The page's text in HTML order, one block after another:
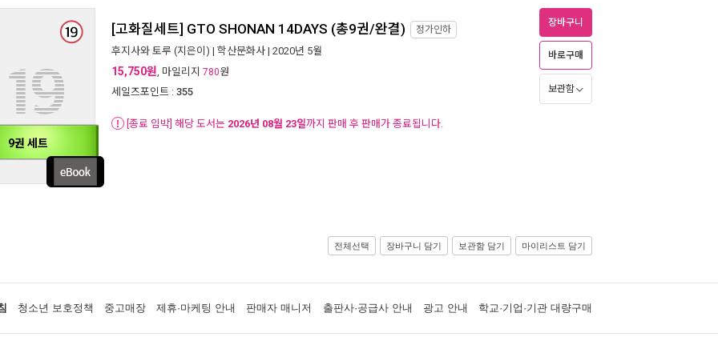
9권 세트
[고화질세트] GTO SHONAN 14DAYS (총9권/완결) 정가인하
후지사와 토루 (지은이) | 학산문화사 | 2020년 5월
15,750원, 마일리지 780원
세일즈포인트 : 355
[종료 임박] 해당 도서는 2026년 08월 23일까지 판매 후 판매가 종료됩니다.
장바구니
바로구매
보관함
전체선택 장바구니 담기 보관함 담기 마이리스트 담기
청소년 보호정책 중고매장 제휴·마케팅 안내 판매자 매니저 출판사·공급사 안내 광고 안내 학교·기업·기관 대량구매